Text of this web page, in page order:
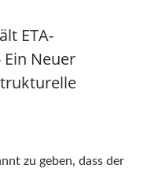
ETA-
Neuer
zu geben, dass der